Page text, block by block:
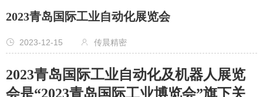
2023青岛国际工业自动化展览会
2023-12-15 传晨精密
2023青岛国际工业自动化及机器人展览
会是“2023青岛国际工业博览会”旗下关